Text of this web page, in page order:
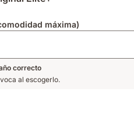
máxima)
correcto
al escogerlo.